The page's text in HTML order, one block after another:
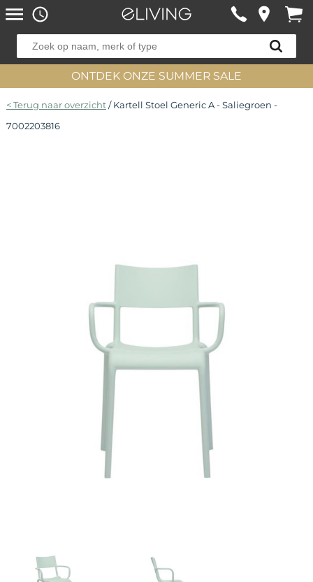
ONTDEK ONZE SUMMER SALE
< Terug naar overzicht/ Kartell Stoel Generic A - Saliegroen -
7002203816